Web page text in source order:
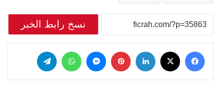
نسخ رابط الخبر
فيسبوك لينكدإن بينتيريست
ماسنجر واتساب